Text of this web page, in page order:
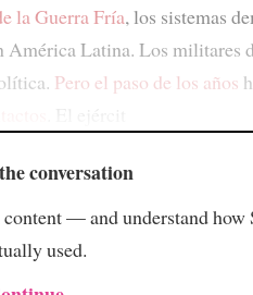
la Guerra Fría, los sistemas
América Latina. Los militares
Pero el paso de los años
conversation
— and understand how
used.